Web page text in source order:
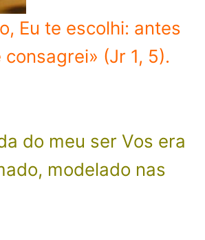
Eu te escolhi: antes
(Jr 1, 5).
do meu ser Vos era
modelado nas